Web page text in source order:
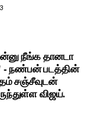
நீங்க தானடா
- நண்பன் படத்தின்
சஞ்சீவுடன்
விஜய்.